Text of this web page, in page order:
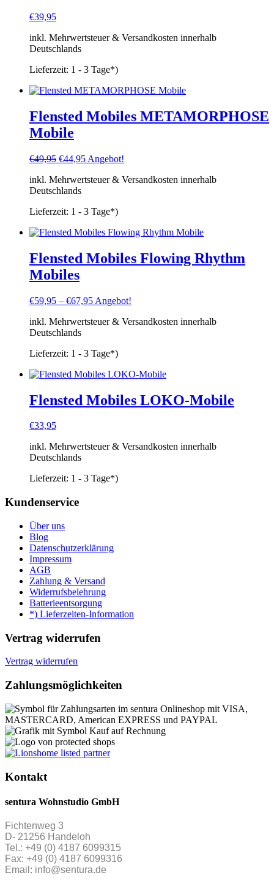
€39,95
inkl. Mehrwertsteuer & Versandkosten innerhalb
Deutschlands
Lieferzeit: 1 - 3 Tage*)
Flensted Mobiles METAMORPHOSE
Mobile
€49,95 Ursprünglicher
war:
€49,95
€44,95Aktueller
ist:
Angebot!
inkl. Mehrwertsteuer & Versandkosten innerhalb
Deutschlands
Lieferzeit: 1 - 3 Tage*)
Flensted Mobiles Flowing Rhythm
Mobiles
€59,95 – €67,95 Angebot!
inkl. Mehrwertsteuer & Versandkosten innerhalb
Deutschlands
Lieferzeit: 1 - 3 Tage*)
Flensted Mobiles LOKO-Mobile
€33,95
inkl. Mehrwertsteuer & Versandkosten innerhalb
Deutschlands
Lieferzeit: 1 - 3 Tage*)
Kundenservice
Über uns
Blog
Datenschutzerklärung
Impressum
AGB
Zahlung & Versand
Widerrufsbelehrung
Batterieentsorgung
*) Lieferzeiten-Information
Vertrag widerrufen
Vertrag widerrufen
Zahlungsmöglichkeiten
Kontakt
sentura Wohnstudio GmbH
Fichtenweg 3
D- 21256 Handeloh
Tel.: +49 (0) 4187 6099315
Fax: +49 (0) 4187 6099316
Email: info@sentura.de